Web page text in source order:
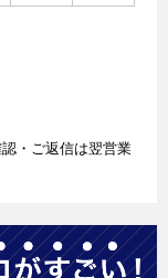
・ご返信は翌営業